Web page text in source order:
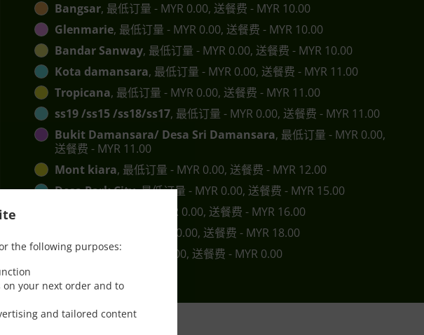
the following purposes:
your next order and to
and tailored content
Bangsar, 最低订量 - MYR 0.00, 送餐费 - MYR 10.00
Glenmarie, 最低订量 - MYR 0.00, 送餐费 - MYR 10.00
Bandar Sanway, 最低订量 - MYR 0.00, 送餐费 - MYR 10.00
Kota damansara, 最低订量 - MYR 0.00, 送餐费 - MYR 11.00
Tropicana, 最低订量 - MYR 0.00, 送餐费 - MYR 11.00
ss19 /ss15 /ss18/ss17, 最低订量 - MYR 0.00, 送餐费 - MYR 11.00
Bukit Damansara/ Desa Sri Damansara, 最低订量 - MYR 0.00,
送餐费 - MYR 11.00
Mont kiara, 最低订量 - MYR 0.00, 送餐费 - MYR 12.00
Desa Park City, 最低订量 - MYR 0.00, 送餐费 - MYR 15.00
, 最低订量 - MYR 0.00, 送餐费 - MYR 16.00
, 最低订量 - MYR 0.00, 送餐费 - MYR 18.00
Ss2 , 最低订量 - MYR 15.00, 送餐费 - MYR 0.00